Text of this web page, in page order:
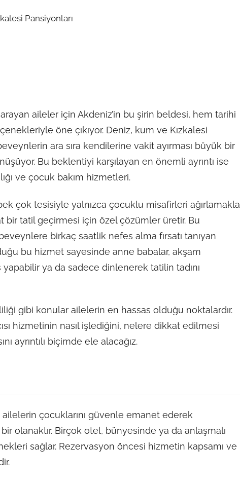
aileler için Akdeniz’in bu şirin beldesi, hem tarihi
öne çıkıyor. Deniz, kum ve Kızkalesi
ara sıra kendilerine vakit ayırması büyük bir
Bu beklentiyi karşılayan en önemli ayrıntı ise
ve çocuk bakım hizmetleri.
çok tesisiyle yalnızca çocuklu misafirleri ağırlamakla
bir tatil geçirmesi için özel çözümler üretir. Bu
birkaç saatlik nefes alma fırsatı tanıyan
bu hizmet sayesinde anne babalar, akşam
ya da sadece dinlenerek tatilin tadını
gibi konular ailelerin en hassas olduğu noktalardır.
hizmetinin nasıl işlediğini, nelere dikkat edilmesi
ayrıntılı biçimde ele alacağız.
ailelerin çocuklarını güvenle emanet ederek
olanaktır. Birçok otel, bünyesinde ya da anlaşmalı
sağlar. Rezervasyon öncesi hizmetin kapsamı ve